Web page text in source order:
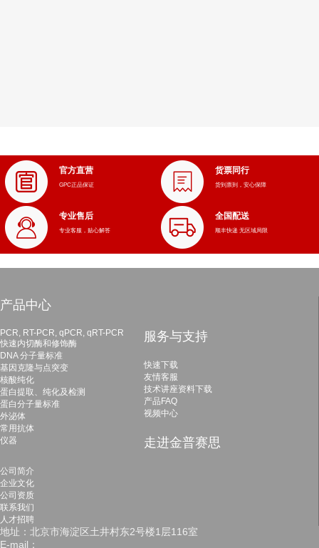
官方直营
GPC正品保证
货票同行
货到票到，安心保障
专业售后
专业客服，贴心解答
全国配送
顺丰快递 无区域局限
产品中心
PCR, RT-PCR, qPCR, qRT-PCR
快速内切酶和修饰酶
DNA 分子量标准
基因克隆与点突变
核酸纯化
蛋白提取、纯化及检测
蛋白分子量标准
外泌体
常用抗体
仪器
服务与支持
快速下载
友情客服
技术讲座资料下载
产品FAQ
视频中心
走进金普赛思
公司简介
企业文化
公司资质
联系我们
人才招聘
地址：北京市海淀区土井村东2号楼1层116室
E-mail：